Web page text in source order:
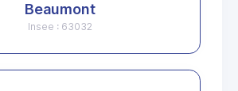
Beaumont
Insee : 63032